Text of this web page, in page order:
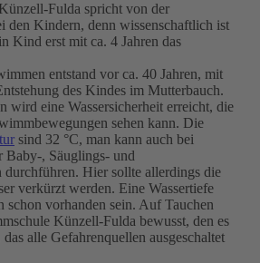
Fulda spricht von der
den Kindern, denn wissenschaftlich ist
Kind erst mit ca. 4 Jahren das
entstand vor ca. 40 Jahren, mit
des Kindes im Mutterbauch.
wird eine Wassersicherheit erreicht, die
sehen kann. Die
sind 32 °C, man kann auch bei
Baby-, Säuglings- und
Hier sollte allerdings die
verkürzt werden. Eine Wassertiefe
schon vorhanden sein. Auf Tauchen
Künzell-Fulda bewusst, den es
alle Gefahrenquellen ausgeschaltet